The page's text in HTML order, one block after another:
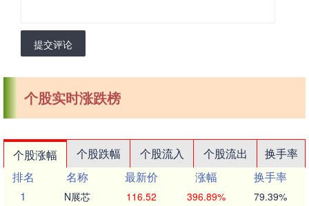
提交评论
个股实时涨跌榜
个股涨幅 个股跌幅 个股流入 个股流出
换手率
排名
名称 最新价 涨幅
换手率
1
N展芯 116.52 396.89% 79.39%